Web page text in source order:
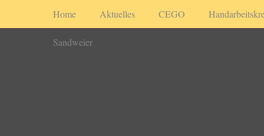
Home Aktuelles CEGO
Sandweier